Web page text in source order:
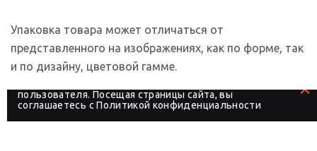
Упаковка товара может отличаться от
представленного на изображениях, как по форме, так
и по дизайну, цветовой гамме.
На сайте используются файлы cookies, которые его
пользователя. Посещая страницы сайта, вы
соглашаетесь сПолитикой конфиденциальности